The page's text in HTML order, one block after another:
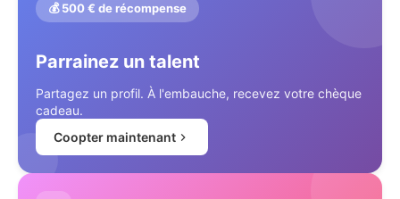
💰 500 € de récompense
Parrainez un talent
Partagez un profil. À l'embauche, recevez votre chèque
cadeau.
Coopter maintenant